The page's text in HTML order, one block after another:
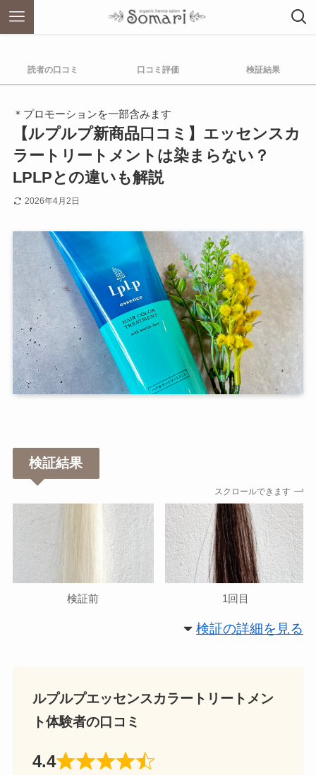
読者の口コミ 口コミ評価 検証結果
＊プロモーションを一部含みます
【ルプルプ新商品口コミ】エッセンスカ
ラートリートメントは染まらない？
LPLPとの違いも解説
2026年4月2日
検証結果
スクロールできます
検証前 1回目
検証の詳細を見る
ルプルプエッセンスカラートリートメン
ト体験者の口コミ
4.4